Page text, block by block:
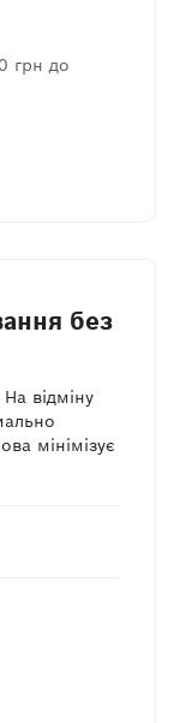
грн до
без
відміну
мінімізує